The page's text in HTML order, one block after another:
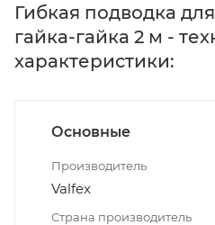
Гибкая подводка
гайка-гайка 2 м -
характеристики:
Основные
Производитель
Valfex
Страна производитель